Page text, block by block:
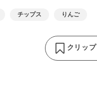
チップス りんご
クリップ